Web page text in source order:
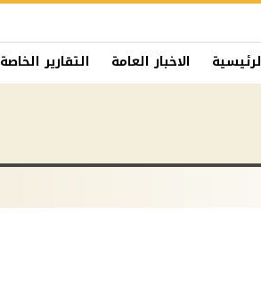
الاخبار العامة التقارير الخاصة